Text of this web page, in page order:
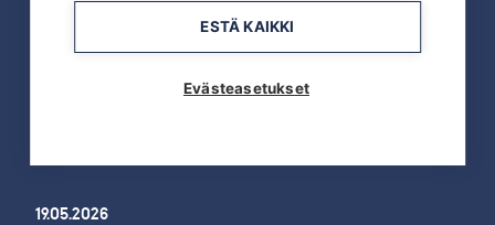
TAHKOcom palkittiin Vuoden Digiyrityksenä
19.05.2026
ESTÄ KAIKKI
Evästeasetukset